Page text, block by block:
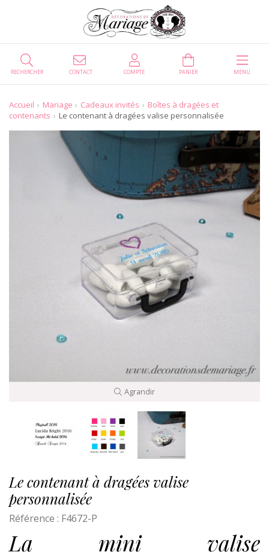
CONTACT
RECHERCHER COMPTE PANIER MENU
Accueil Mariage Cadeaux invités
Boîtes à dragées et
contenants
Le contenant à dragées valise personnalisée
Agrandir
Le contenant à dragées valise
personnalisée
Référence : F4672-P
La mini valise